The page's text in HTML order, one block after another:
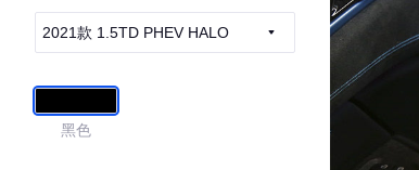
2021款 1.5TD PHEV HALO
黑色